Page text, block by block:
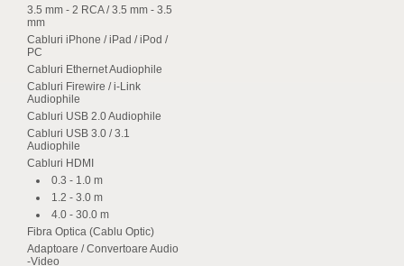
3.5 mm - 2 RCA / 3.5 mm - 3.5
mm
Cabluri iPhone / iPad / iPod /
PC
Cabluri Ethernet Audiophile
Cabluri Firewire / i-Link
Audiophile
Cabluri USB 2.0 Audiophile
Cabluri USB 3.0 / 3.1
Audiophile
Cabluri HDMI
0.3 - 1.0 m
1.2 - 3.0 m
4.0 - 30.0 m
Fibra Optica (Cablu Optic)
Adaptoare / Convertoare Audio
-Video